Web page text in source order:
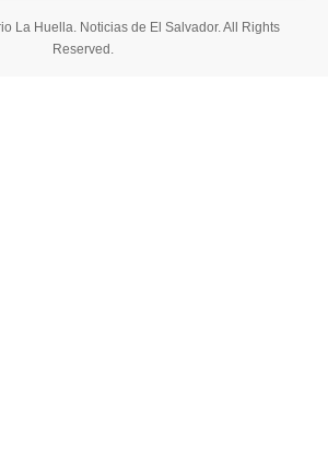
La Huella. Noticias de El Salvador. All Rights
Reserved.